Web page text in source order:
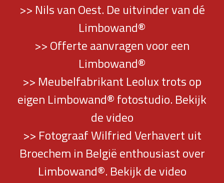
>> Nils van Oest. De uitvinder van dé
Limbowand®
>> Offerte aanvragen voor een
Limbowand®
>> Meubelfabrikant Leolux trots op
eigen Limbowand® fotostudio. Bekijk
de video
>> Fotograaf Wilfried Verhavert uit
Broechem in België enthousiast over
Limbowand®. Bekijk de video